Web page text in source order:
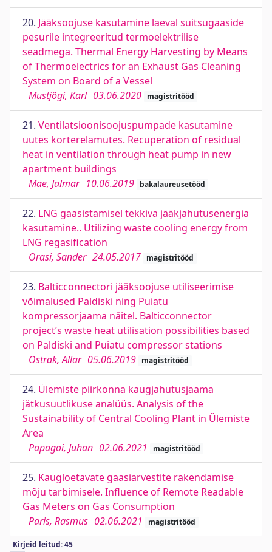
20. Jääksoojuse kasutamine laeval suitsugaaside
pesurile integreeritud termoelektrilise
seadmega. Thermal Energy Harvesting by Means
of Thermoelectrics for an Exhaust Gas Cleaning
System on Board of a Vessel
Mustjõgi, Karl 03.06.2020 magistritööd
21. Ventilatsioonisoojuspumpade kasutamine
uutes korterelamutes. Recuperation of residual
heat in ventilation through heat pump in new
apartment buildings
Mäe, Jalmar 10.06.2019 bakalaureusetööd
22. LNG gaasistamisel tekkiva jääkjahutusenergia
kasutamine.. Utilizing waste cooling energy from
LNG regasification
Orasi, Sander 24.05.2017 magistritööd
23. Balticconnectori jääksoojuse utiliseerimise
võimalused Paldiski ning Puiatu
kompressorjaama näitel. Balticconnector
project’s waste heat utilisation possibilities based
on Paldiski and Puiatu compressor stations
Ostrak, Allar 05.06.2019 magistritööd
24. Ülemiste piirkonna kaugjahutusjaama
jätkusuutlikuse analüüs. Analysis of the
Sustainability of Central Cooling Plant in Ülemiste
Area
Papagoi, Juhan 02.06.2021 magistritööd
25. Kaugloetavate gaasiarvestite rakendamise
mõju tarbimisele. Influence of Remote Readable
Gas Meters on Gas Consumption
Paris, Rasmus 02.06.2021 magistritööd
Kirjeid leitud: 45